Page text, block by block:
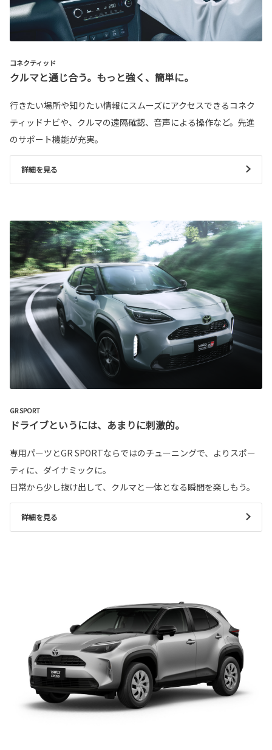
コネクティッド
クルマと通じ合う。もっと強く、簡単に。
行きたい場所や知りたい情報にスムーズにアクセスできるコネク
ティッドナビや、クルマの遠隔確認、音声による操作など。先進
のサポート機能が充実。
詳細を見る
GR SPORT
ドライブというには、あまりに刺激的。
専用パーツとGR SPORTならではのチューニングで、よりスポー
ティに、ダイナミックに。
日常から少し抜け出して、クルマと一体となる瞬間を楽しもう。
詳細を見る